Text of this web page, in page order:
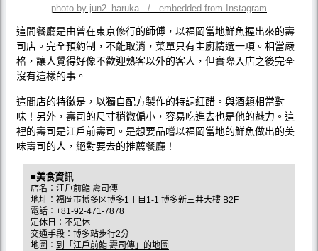
photo by jun2_haruka / embedded from Instagram
這間餐廳是由曾在東京修行的師傅，以福岡當地鮮魚握出來的壽
司店。完全預約制，不能取消，菜單只有主廚精選一項。相當嚴
格，讓人覺得好像不歡迎熟客以外的客人，但實際入店之後完全
沒有這樣的事。
這間店的特徵是，以獨自配方製作的特調紅醋。與酒類相當對
味！另外，壽司的尺寸稍微偏小，容易吃進去也是他的魅力。這
裡的壽司是江戶前壽司。是想要品嚐以福岡當地的鮮魚做出的美
味壽司的人，絕對要去的推薦餐廳！
■美食資訊
店名：江戶前鮨 壽司傳
地址：福岡市博多区博多1丁目1-1 博多新三井大樓 B2F
電話：+81-92-471-7878
定休日：不定休
交通手段：博多站步行2分
地圖： 到「江戶前鮨 壽司傳」的地圖